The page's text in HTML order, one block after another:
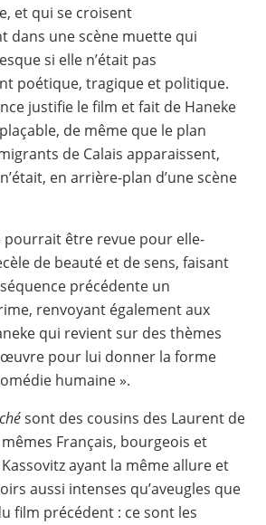
et qui se croisent
dans une scène muette qui
si elle n’était pas
poétique, tragique et politique.
justifie le film et fait de Haneke
de même que le plan
de Calais apparaissent,
en arrière-plan d’une scène
pourrait être revue pour elle-
de beauté et de sens, faisant
précédente un
renvoyant également aux
qui revient sur des thèmes
pour lui donner la forme
humaine ».
sont des cousins des Laurent de
Français, bourgeois et
ayant la même allure et
aussi intenses qu’aveugles que
film précédent : ce sont les